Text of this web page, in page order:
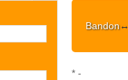
Bandon↔
* -